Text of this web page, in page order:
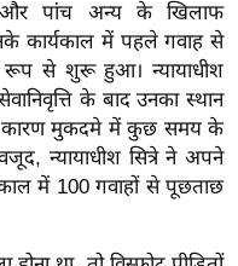
और पांच अन्य के खिलाफ
कार्यकाल में पहले गवाह से
से शुरू हुआ। न्यायाधीश
के बाद उनका स्थान
के कारण मुकदमे में कुछ समय के
न्यायाधीश सित्रे ने अपने
में 100 गवाहों से पूछताछ